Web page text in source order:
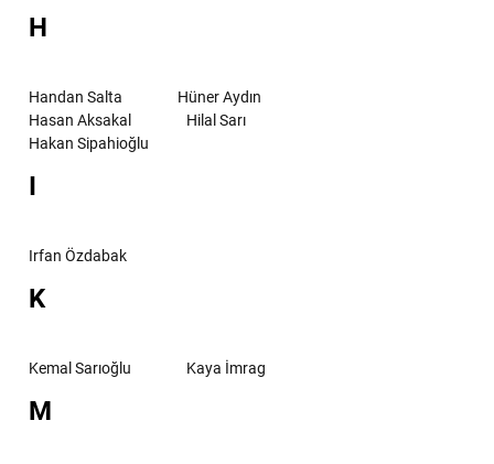
H
Handan Salta
Hüner Aydın
Hasan Aksakal
Hilal Sarı
Hakan Sipahioğlu
I
Irfan Özdabak
K
Kemal Sarıoğlu Kaya İmrag
M